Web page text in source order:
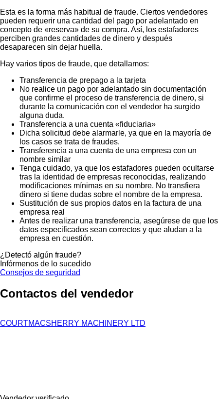
Esta es la forma más habitual de fraude. Ciertos vendedores
pueden requerir una cantidad del pago por adelantado en
concepto de «reserva» de su compra. Así, los estafadores
perciben grandes cantidades de dinero y después
desaparecen sin dejar huella.
Hay varios tipos de fraude, que detallamos:
Transferencia de prepago a la tarjeta
No realice un pago por adelantado sin documentación
que confirme el proceso de transferencia de dinero, si
durante la comunicación con el vendedor ha surgido
alguna duda.
Transferencia a una cuenta «fiduciaria»
Dicha solicitud debe alarmarle, ya que en la mayoría de
los casos se trata de fraudes.
Transferencia a una cuenta de una empresa con un
nombre similar
Tenga cuidado, ya que los estafadores pueden ocultarse
tras la identidad de empresas reconocidas, realizando
modificaciones mínimas en su nombre. No transfiera
dinero si tiene dudas sobre el nombre de la empresa.
Sustitución de sus propios datos en la factura de una
empresa real
Antes de realizar una transferencia, asegúrese de que los
datos especificados sean correctos y que aludan a la
empresa en cuestión.
¿Detectó algún fraude?
Infórmenos de lo sucedido
Consejos de seguridad
Contactos del vendedor
COURTMACSHERRY MACHINERY LTD